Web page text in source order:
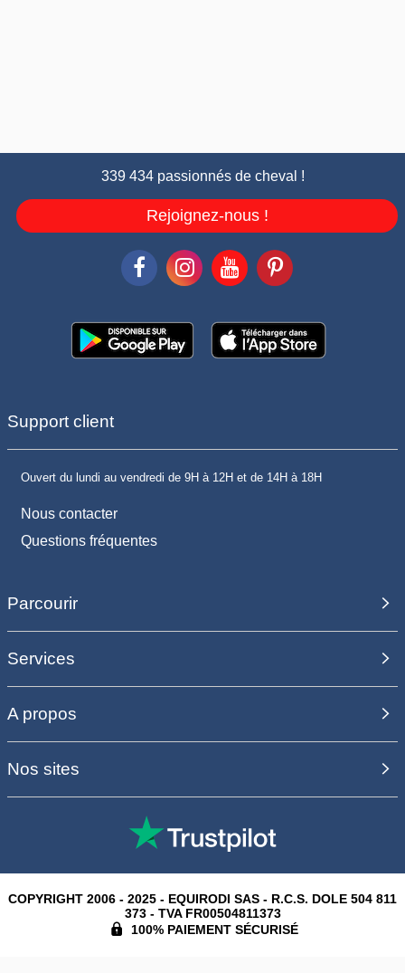
339 434 passionnés de cheval !
Rejoignez-nous !
Support client
Ouvert du lundi au vendredi de 9H à 12H et de 14H à 18H
Nous contacter
Questions fréquentes
Parcourir
Services
A propos
Nos sites
COPYRIGHT 2006 - 2025 - EQUIRODI SAS - R.C.S. DOLE 504 811
373 - TVA FR00504811373
100% PAIEMENT SÉCURISÉ